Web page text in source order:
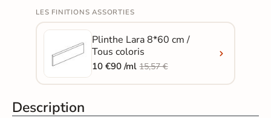
LES FINITIONS ASSORTIES
Plinthe Lara 8*60 cm /
Tous coloris
10 €90 /ml15,57 €
Description